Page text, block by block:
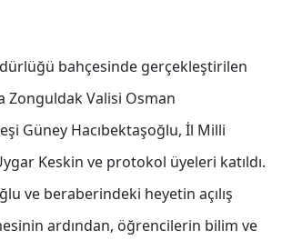
bahçesinde gerçekleştirilen
Zonguldak Valisi Osman
Güney Hacıbektaşoğlu, İl Milli
Keskin ve protokol üyeleri katıldı.
ve beraberindeki heyetin açılış
ardından, öğrencilerin bilim ve